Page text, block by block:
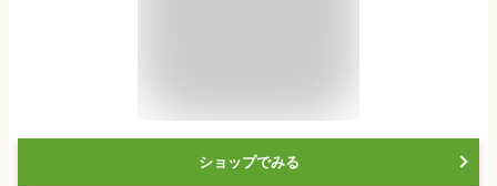
ショップでみる